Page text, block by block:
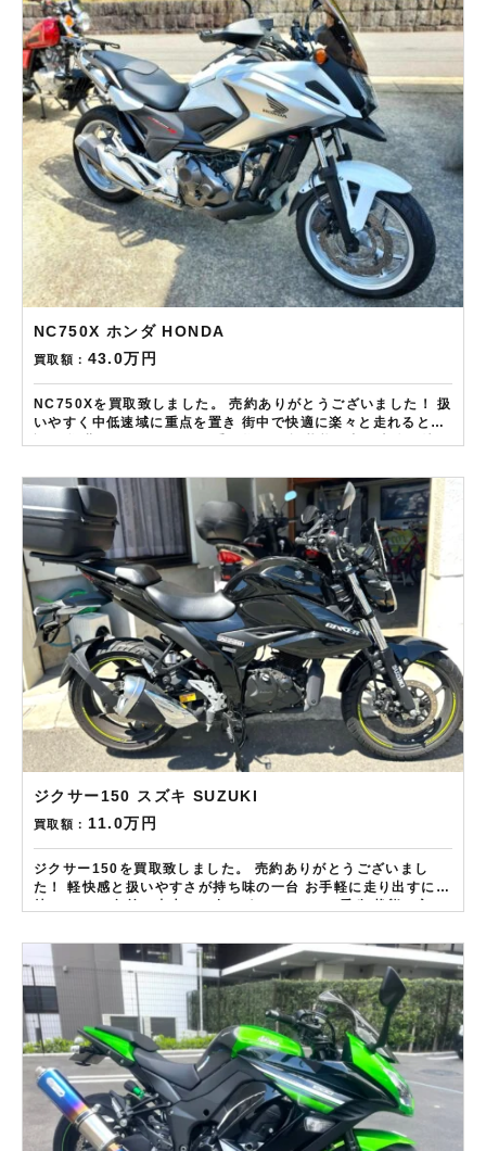
現在バイク査定ドットコムではキャンペーンとして次回
Amazonギフトカード1万円分が必ずもらえるスペシャルカード
を贈呈中です。2台目から半永続的に使えますし何とご紹介頂い
ても適用となります。無事成約しましたらAmazonギフト券を
贈呈致します！！！ ※但し50㏄以下の原付は除く。皆様のご用
命お待ちしております！！！
NC750X ホンダ HONDA
買取額： 43.0万円
NC750Xを買取致しました。 売約ありがとうございました！ 扱
いやすく中低速域に重点を置き 街中で快適に楽々と走れると定
Instagramからご依頼のお客様にAmazonギフトカード１万分
を進呈しております！ さらに特典として↓↓↓ 現在バイク査定ド
ットコムではキャンペーンとして次回Amazonギフトカード1万
円分が必ずもらえるスペシャルカードを贈呈中です。2台目から
半永続的に使えますし何とご紹介頂いても適用となります。無
事成約しましたらAmazonギフト券を贈呈致します！！！ ※但
し50㏄以下の原付は除く。皆様のご用命お待ちしておりま
す！！！
ジクサー150 スズキ SUZUKI
買取額： 11.0万円
ジクサー150を買取致しました。 売約ありがとうございまし
た！ 軽快感と扱いやすさが持ち味の一台 お手軽に走り出すには
HP・FB・Instagramからご依頼のお客様にAmazonギフトカ
ード１万分を進呈しております！ さらに特典として↓↓↓ 現在バ
イク査定ドットコムではキャンペーンとして次回Amazonギフ
トカード1万円分が必ずもらえるスペシャルカードを贈呈中で
す。2台目から半永続的に使えますし何とご紹介頂いても適用と
なります。無事成約しましたらAmazonギフト券を贈呈致しま
す！！！ ※但し50㏄以下の原付は除く。皆様のご用命お待ちし
ております！！！